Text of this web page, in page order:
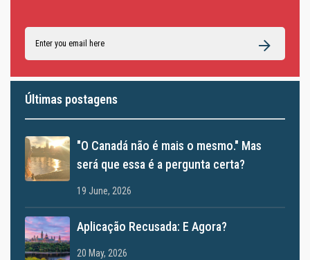
Últimas postagens
"O Canadá não é mais o mesmo." Mas
será que essa é a pergunta certa?
19 June, 2026
Aplicação Recusada: E Agora?
20 May, 2026